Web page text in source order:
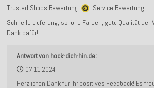
Trusted Shops Bewertung
Service-Bewertung
Schnelle Lieferung, schöne Farben, gute Qualität der
Dank dafür!
Antwort von hock-dich-hin.de:
07.11.2024
Herzlichen Dank für Ihr positives Feedback! Es